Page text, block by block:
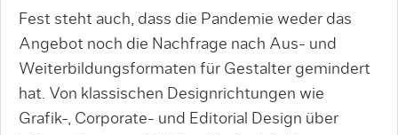
Fest steht auch, dass die Pandemie weder das
Angebot noch die Nachfrage nach Aus- und
Weiterbildungsformaten für Gestalter gemindert
hat. Von klassischen Designrichtungen wie
Grafik-, Corporate- und Editorial Design über